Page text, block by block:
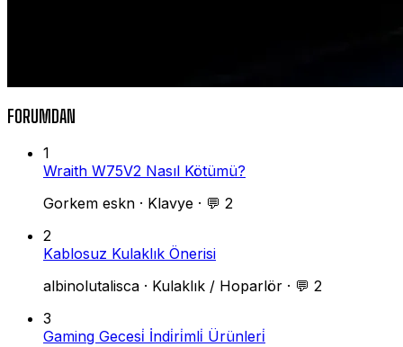
FORUMDAN
1
Wraith W75V2 Nasıl Kötümü?
Gorkem eskn · Klavye · 💬 2
2
Kablosuz Kulaklık Önerisi
albinolutalisca · Kulaklık / Hoparlör · 💬 2
3
Gaming Gecesi̇ İndi̇ri̇mli̇ Ürünleri̇